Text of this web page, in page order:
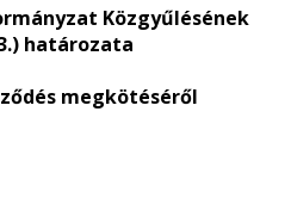
Közgyűlésének
határozata
megkötéséről